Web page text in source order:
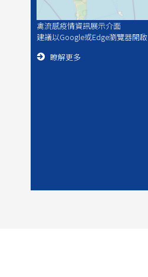
禽流感疫情資訊展示介面
建議以Google或Edge瀏覽器開啟
瞭解更多